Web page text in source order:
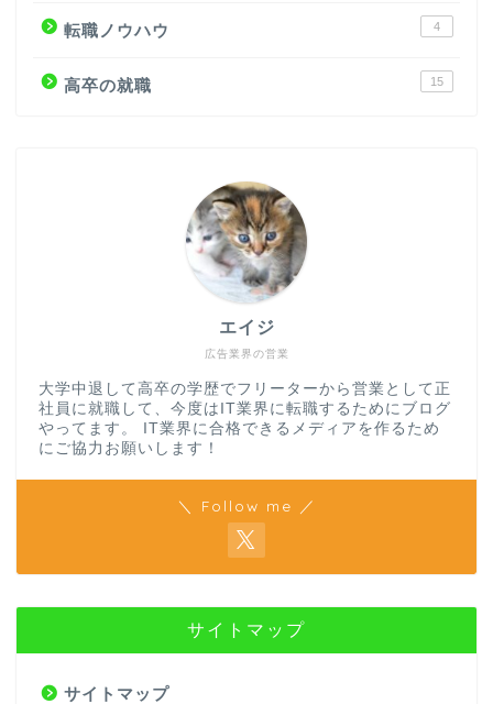
転職ノウハウ 4
高卒の就職 15
広告業界の営業
エイジ
大学中退して高卒の学歴でフリーターから営業として正
社員に就職して、今度はIT業界に転職するためにブログ
やってます。 IT業界に合格できるメディアを作るため
にご協力お願いします！
＼ Follow me ／
サイトマップ
サイトマップ